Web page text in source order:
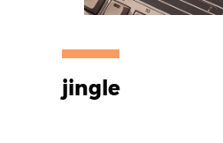
jingle